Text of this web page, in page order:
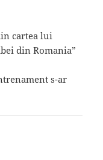
cartea lui
din Romania”
s-ar